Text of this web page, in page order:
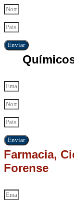
Enviar
Enviar
Farmacia,
Forense